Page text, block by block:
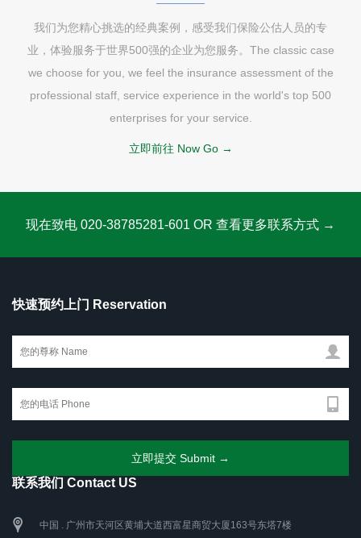
我们为您精心挑选的经典案例，感受我们保险公估人员的专
业，体验服务于世界500强的企业为您服务。The classic case
we choose for you, we feel the insurance assessment of the
professional staff, service experience in the world's top 500
enterprises for your service.
立即前往 Now Go →
现在致电 020-38785281-601 OR 查看更多联系方式 →
快速预约上门 Reservation
联系我们 Contact US
中国 . 广州市天河区黄埔大道西富星商贸大厦163号东塔7楼